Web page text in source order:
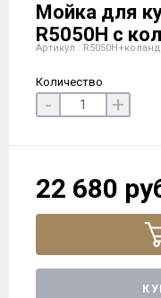
Мойка для
R5050H с
Артикул :
Количество
- +
22 680